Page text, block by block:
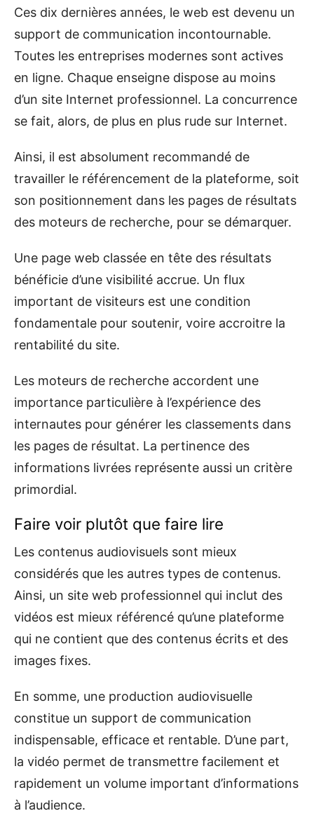
Ces dix dernières années, le web est devenu un
support de communication incontournable.
Toutes les entreprises modernes sont actives
en ligne. Chaque enseigne dispose au moins
d’un site Internet professionnel. La concurrence
se fait, alors, de plus en plus rude sur Internet.
Ainsi, il est absolument recommandé de
travailler le référencement de la plateforme, soit
son positionnement dans les pages de résultats
des moteurs de recherche, pour se démarquer.
Une page web classée en tête des résultats
bénéficie d’une visibilité accrue. Un flux
important de visiteurs est une condition
fondamentale pour soutenir, voire accroitre la
rentabilité du site.
Les moteurs de recherche accordent une
importance particulière à l’expérience des
internautes pour générer les classements dans
les pages de résultat. La pertinence des
informations livrées représente aussi un critère
primordial.
Faire voir plutôt que faire lire
Les contenus audiovisuels sont mieux
considérés que les autres types de contenus.
Ainsi, un site web professionnel qui inclut des
vidéos est mieux référencé qu’une plateforme
qui ne contient que des contenus écrits et des
images fixes.
En somme, une production audiovisuelle
constitue un support de communication
indispensable, efficace et rentable. D’une part,
la vidéo permet de transmettre facilement et
rapidement un volume important d’informations
à l’audience.